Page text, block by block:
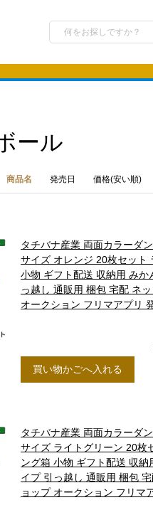
ール
商品名 発売日 価格(安い順)
タチバナ産業 両面カラーダ
サイズ オレンジ 20枚セット
小物 ギフト配送 収納用 みか
っ越し 通販用 梱包 宅配 ネ
オークション フリマアプリ
買い物かごへ入れる
タチバナ産業 両面カラーダ
サイズ ライトグリーン 20枚
ング箱 小物 ギフト配送 収納
イプ 引っ越し 通販用 梱包
ョップ オークション フリマ